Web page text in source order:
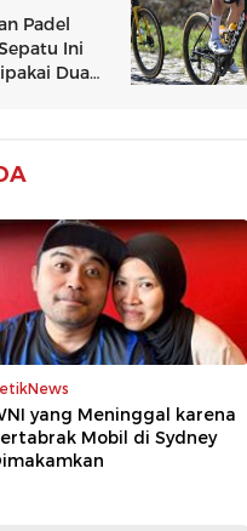
yang Meninggal karena
Mobil di Sydney